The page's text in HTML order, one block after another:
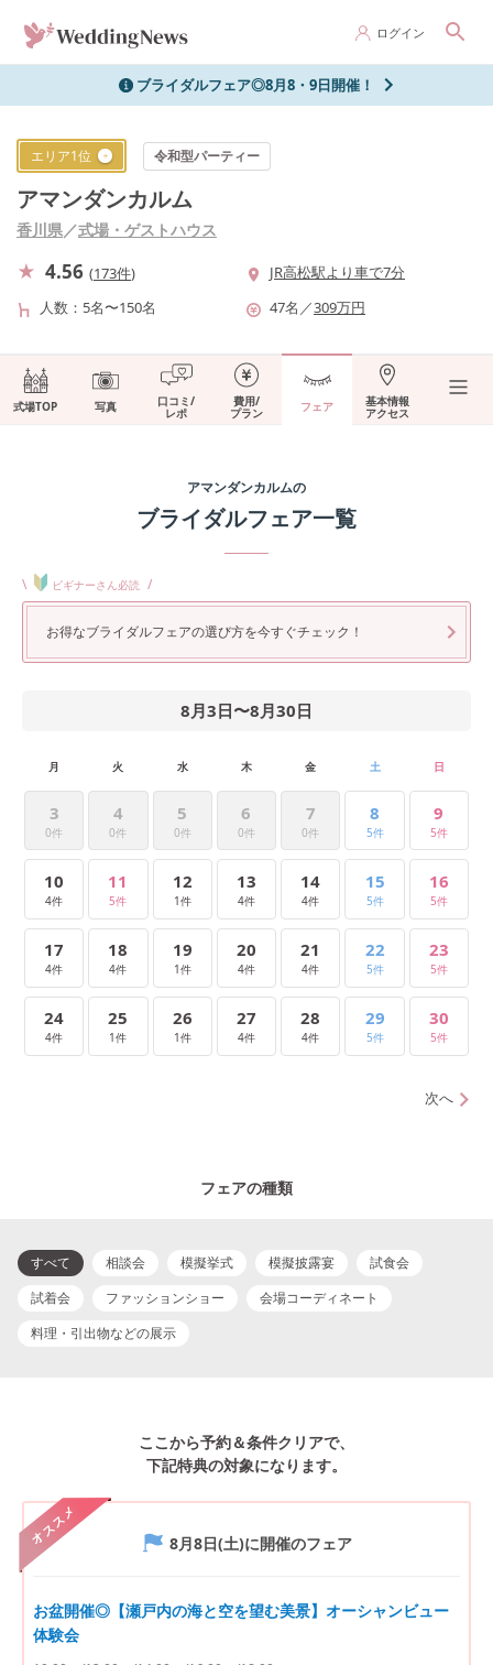
ログイン
ブライダルフェア◎8月8・9日開催！
エリア1位 令和型パーティー
アマンダンカルム
香川県／式場・ゲストハウス
4.56 (173件)
JR高松駅より車で7分
人数
5名〜150名 47名 ／309万円
式場TOP 写真 口コミ/
レポ
費用/
プラン フェア 基本情報
アクセス
アマンダンカルムの
ブライダルフェア一覧
\ ビギナーさん必読 /
お得なブライダルフェアの選び方を今すぐチェック！
8月3日〜8月30日
月 火 水 木 金 土 日
3
0件
4
0件
5
0件
6
0件
7
0件
8
5件
9
5件
10
4件
11
5件
12
1件
13
4件
14
4件
15
5件
16
5件
17
4件
18
4件
19
1件
20
4件
21
4件
22
5件
23
5件
24
4件
25
1件
26
1件
27
4件
28
4件
29
5件
30
5件
次へ
フェアの種類
すべて 相談会 模擬挙式 模擬披露宴
試食会
試着会
ファッションショー
会場コーディネート
料理・引出物などの展示
ここから予約＆条件クリアで、
下記特典の対象になります。
オススメ 8月8日(土)に開催のフェア
お盆開催◎【瀬戸内の海と空を望む美景】オーシャンビュー
体験会